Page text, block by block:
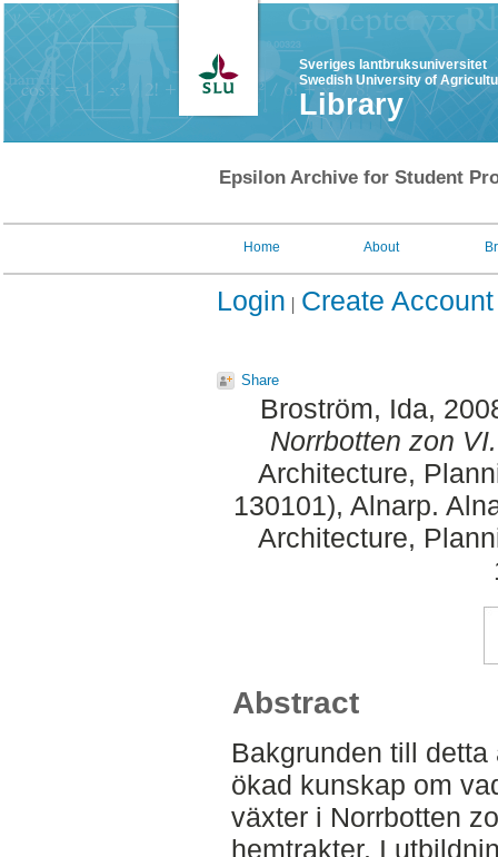
Sveriges lantbruksuniversitet
Swedish University of
Library
Epsilon Archive for Student
Home About
Login Create Account
Share
Broström, Ida,
Norrbotten zon VI.
Architecture,
130101), Alnarp.
Architecture,
Abstract
Bakgrunden till
ökad kunskap om
växter i Norrbotten
hemtrakter. I